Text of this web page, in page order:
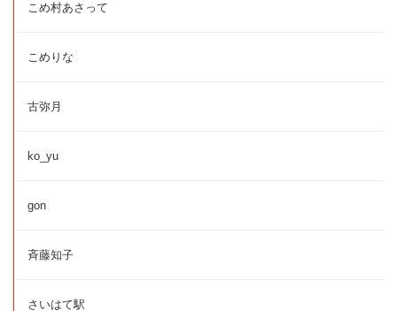
こめ村あさって
こめりな
古弥月
ko_yu
gon
斉藤知子
さいはて駅